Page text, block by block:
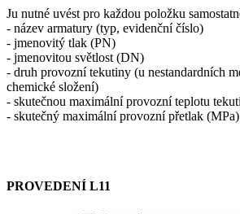
Ju nutné uvést pro každou položku
- název armatury (typ, evidenční číslo)
- jmenovitý tlak (PN)
- jmenovitou světlost (DN)
- druh provozní tekutiny (u nestandardních
chemické složení)
- skutečnou maximální provozní teplotu
- skutečný maximální provozní přetlak (MPa)
PROVEDENÍ L11